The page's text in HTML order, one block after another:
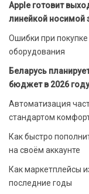
Apple готовит
линейкой носимой
Ошибки при
оборудования
Беларусь
бюджет в 2026 году
Автоматизация
стандартом
Как быстро
на своём аккаунте
Как маркетплейсы
последние годы